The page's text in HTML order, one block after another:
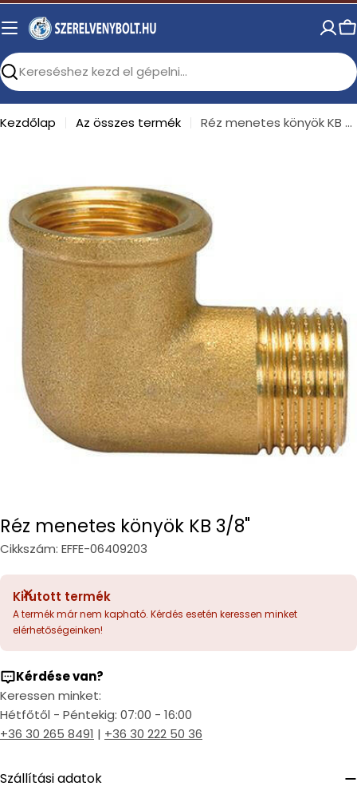
Skip
to
Search
Kezdőlap Az összes termék Réz menetes könyök KB 3/8"
media 0 in modal
Réz menetes könyök KB 3/8"
Cikkszám: EFFE-06409203
Kifutott termék
A termék már nem kapható. Kérdés esetén keressen minket
elérhetőségeinken!
Kérdése van?
Keressen minket:
Hétfőtől - Péntekig: 07:00 - 16:00
+36 30 265 8491 | +36 30 222 50 36
Szállítási adatok